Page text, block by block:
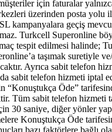
için faturalar
üzerinden posta yolu
kampanyalara geçiş
Turkcell Superonline
tespit edilmesi halinde;
taşımak suretiyle
Ayrıca sabit telefon
da sabit telefon hizmeti
“Konuştukça Öde”
Tüm sabit telefon hizmeti
30 saniye, diğer yönler
Konuştukça Öde
bazı faktörlere